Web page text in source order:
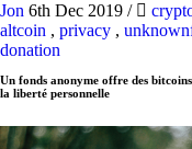
Jon 6th Dec 2019 /
altcoin , privacy ,
donation
Un fonds anonyme offre des
la liberté personnelle